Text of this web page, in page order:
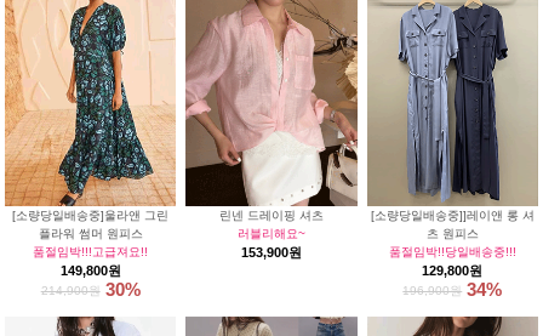
[소량당일배송중]울라앤 그린
플라워 썸머 원피스
품절임박!!!고급져요!!
149,800원
214,900원 30%
린넨 드레이핑 셔츠
러블리해요~
153,900원
[소량당일배송중]]레이앤 롱 셔
츠 원피스
품절임박!!당일배송중!!!
129,800원
196,900원 34%